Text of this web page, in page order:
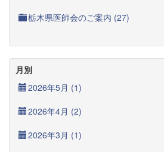
栃木県医師会のご案内 (27)
月別
2026年5月 (1)
2026年4月 (2)
2026年3月 (1)